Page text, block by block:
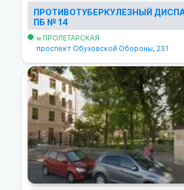
ПРОТИВОТУБЕРКУЛЕЗНЫЙ
ПБ № 14
м.ПРОЛЕТАРСКАЯ
проспект Обуховской Обороны, 231